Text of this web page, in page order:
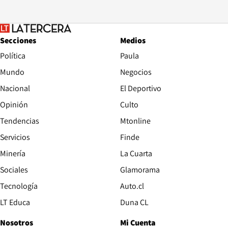
Secciones
Política
Mundo
Nacional
Opinión
Tendencias
Servicios
Minería
Sociales
Tecnología
LT Educa
Medios
Paula
Negocios
El Deportivo
Culto
Mtonline
Finde
La Cuarta
Glamorama
Auto.cl
Duna CL
Nosotros
Mi Cuenta